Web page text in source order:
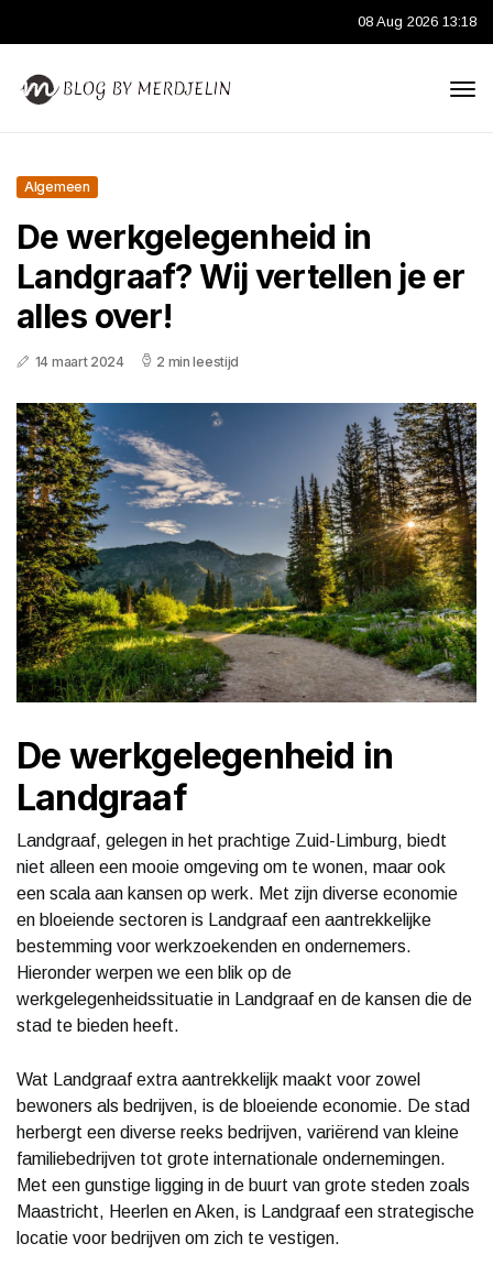
08 Aug 2026 13:18
Algemeen
De werkgelegenheid in
Landgraaf? Wij vertellen je er
alles over!
14 maart 2024 2 min leestijd
De werkgelegenheid in
Landgraaf
Landgraaf, gelegen in het prachtige Zuid-Limburg, biedt
niet alleen een mooie omgeving om te wonen, maar ook
een scala aan kansen op werk. Met zijn diverse economie
en bloeiende sectoren is Landgraaf een aantrekkelijke
bestemming voor werkzoekenden en ondernemers.
Hieronder werpen we een blik op de
werkgelegenheidssituatie in Landgraaf en de kansen die de
stad te bieden heeft.
Wat Landgraaf extra aantrekkelijk maakt voor zowel
bewoners als bedrijven, is de bloeiende economie. De stad
herbergt een diverse reeks bedrijven, variërend van kleine
familiebedrijven tot grote internationale ondernemingen.
Met een gunstige ligging in de buurt van grote steden zoals
Maastricht, Heerlen en Aken, is Landgraaf een strategische
locatie voor bedrijven om zich te vestigen.